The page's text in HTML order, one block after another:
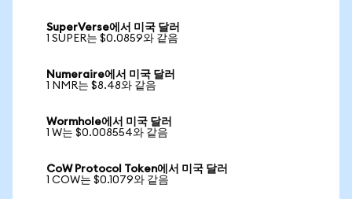
SuperVerse에서 미국 달러
1 SUPER는 $0.0859와 같음
Numeraire에서 미국 달러
1 NMR는 $8.48와 같음
Wormhole에서 미국 달러
1 W는 $0.008554와 같음
CoW Protocol Token에서 미국 달러
1 COW는 $0.1079와 같음